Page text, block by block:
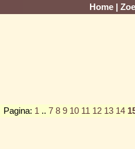
Home
Pagina: 1 .. 7 8 9 10 11 12 13 14